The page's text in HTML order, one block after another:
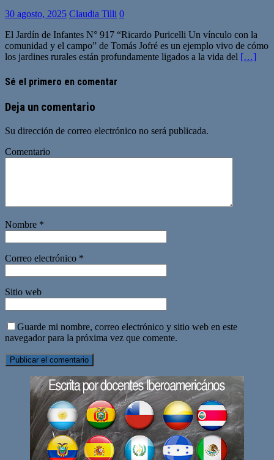
30 agosto, 2025 Claudia Tilli 0
El Jardín de Infantes N° 917 “Ricardo Puricelli Un vínculo con la
comunidad y el campo” de Tomás Jofré es un ejemplo vivo de cómo
los jardines rurales están profundamente ligados a la vida del […]
Sé el primero en comentar
Deja un comentario
Su dirección de correo electrónico no será publicada.
Comentario
Nombre *
Correo electrónico *
Sitio web
Guarde mi nombre, correo electrónico y sitio web en este
navegador para la próxima vez que comente.